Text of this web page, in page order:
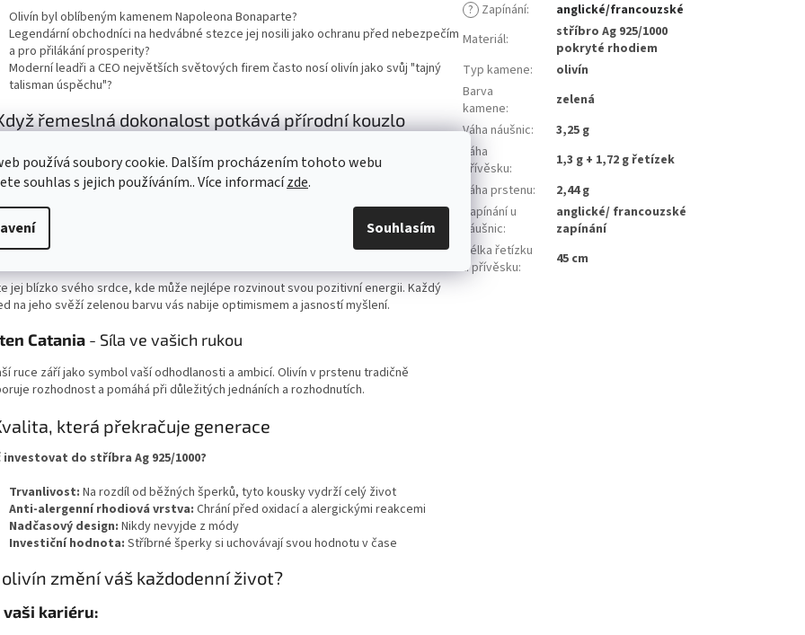
používá soubory cookie. Dalším procházením tohoto webu
souhlas s jejich používáním.. Více informacízde.
Souhlasím
Olivín byl oblíbeným kamenem Napoleona Bonaparte?
Legendární obchodníci na hedvábné stezce jej nosili jako ochranu před nebezpečím
a pro přilákání prosperity?
Moderní leadři a CEO největších světových firem často nosí olivín jako svůj "tajný
talisman úspěchu"?
řemeslná dokonalost potkává přírodní kouzlo
Catania - Váš denní zdroj energie
ráno, když si nasadíte tyto elegantní náušnice, aktivujete svou vnitřní sílu. Jemný
ve stříbrném objetí (Ag 925/1000) vám připomíná, že máte v sobě vše
k dosažení svých snů.
s řetízkem
jej blízko svého srdce, kde může nejlépe rozvinout svou pozitivní energii. Každý
na jeho svěží zelenou barvu vás nabije optimismem a jasností myšlení.
Catania - Síla ve vašich rukou
ruce září jako symbol vaší odhodlanosti a ambicí. Olivín v prstenu tradičně
rozhodnost a pomáhá při důležitých jednáních a rozhodnutích.
která překračuje generace
investovat do stříbra Ag 925/1000?
Trvanlivost: Na rozdíl od běžných šperků, tyto kousky vydrží celý život
Anti-alergenní rhodiová vrstva: Chrání před oxidací a alergickými reakcemi
Nadčasový design: Nikdy nevyjde z módy
Investiční hodnota: Stříbrné šperky si uchovávají svou hodnotu v čase
olivín změní váš každodenní život?
vaši kariéru:
? Zapínání:
anglické/francouzské
Materiál:
stříbro Ag 925/1000
pokryté rhodiem
Typ kamene:
olivín
Barva
kamene:
zelená
Váha náušnic:
3,25 g
Váha
přívěsku:
1,3 g + 1,72 g řetízek
Váha prstenu:
2,44 g
Zapínání u
náušnic:
anglické/ francouzské
zapínání
Délka řetízku
u přívěsku: 45 cm